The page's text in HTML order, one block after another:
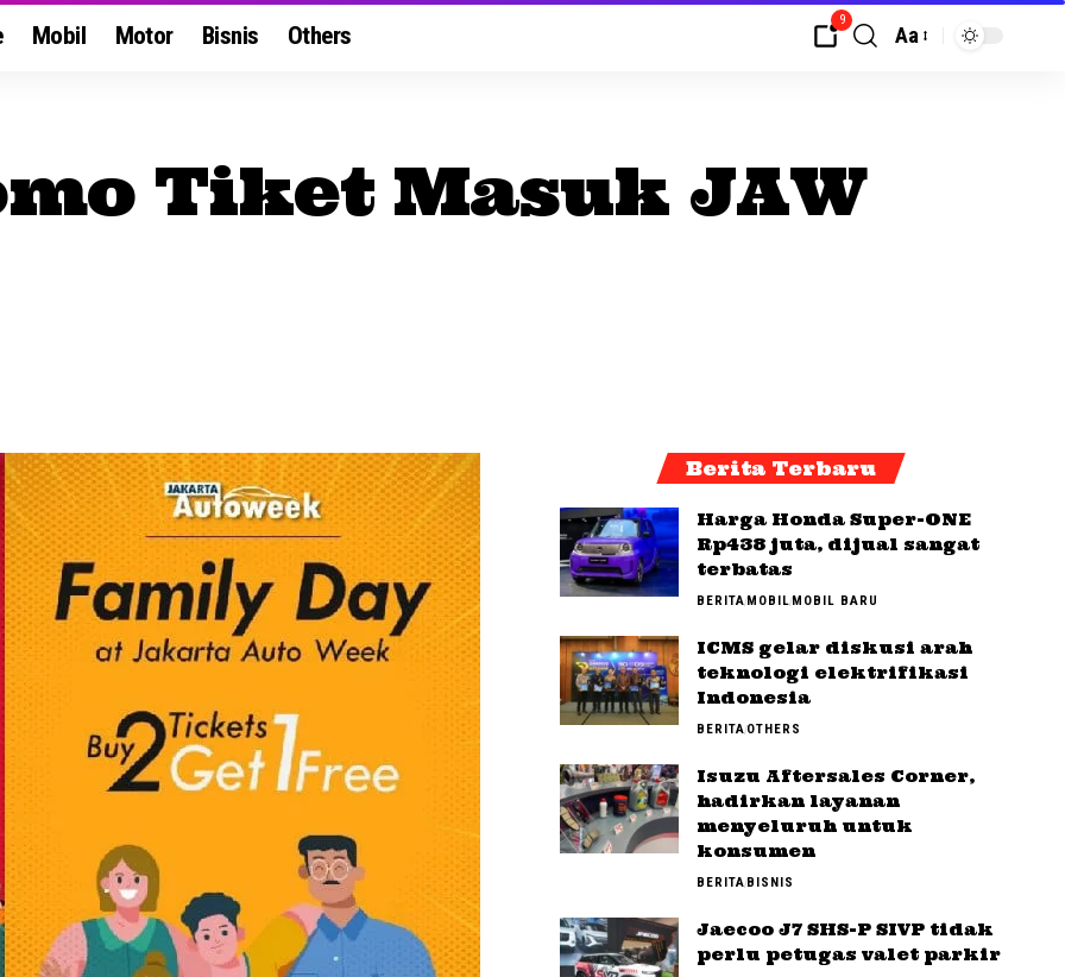
Mobil Motor Bisnis Others
9
Aa
Tiket Masuk JAW
Berita Terbaru
Harga Honda Super-ONE
Rp438 juta, dijual sangat
terbatas
BERITAMOBILMOBIL BARU
ICMS gelar diskusi arah
teknologi elektrifikasi
Indonesia
BERITAOTHERS
Isuzu Aftersales Corner,
hadirkan layanan
menyeluruh untuk
konsumen
BERITABISNIS
Jaecoo J7 SHS-P SIVP tidak
perlu petugas valet parkir